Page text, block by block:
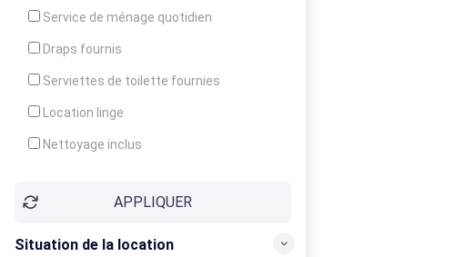
Service de ménage quotidien
Draps fournis
Serviettes de toilette fournies
Location linge
Nettoyage inclus
Garde d'enfants
Crèche
APPLIQUER
Situation de la location